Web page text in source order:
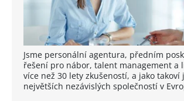
Jsme personální agentura, předním
řešení pro nábor, talent management a
více než 30 lety zkušeností, a jako takoví
největších nezávislých společností v